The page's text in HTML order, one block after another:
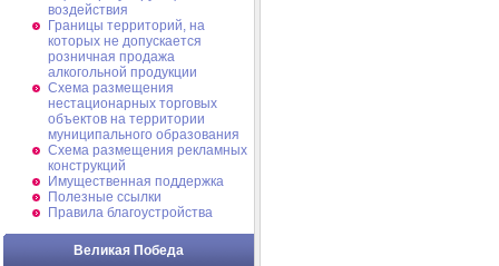
воздействия
Границы территорий, на
которых не допускается
розничная продажа
алкогольной продукции
Схема размещения
нестационарных торговых
объектов на территории
муниципального образования
Схема размещения рекламных
конструкций
Имущественная поддержка
Полезные ссылки
Правила благоустройства
Великая Победа